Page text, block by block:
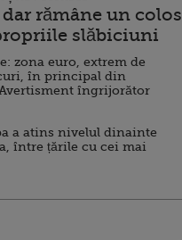
rămâne un colos
slăbiciuni
zona euro, extrem de
în principal din
îngrijorător
a atins nivelul dinainte
între țările cu cei mai